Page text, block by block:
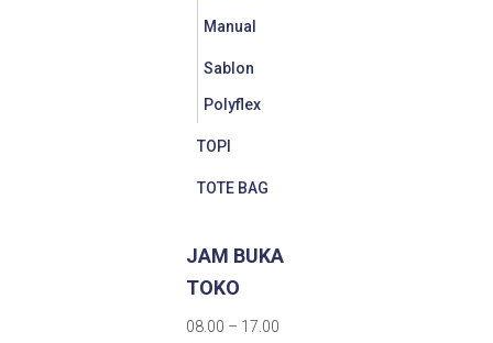
Manual
Sablon
Polyflex
TOPI
TOTE BAG
JAM BUKA
TOKO
08.00 – 17.00